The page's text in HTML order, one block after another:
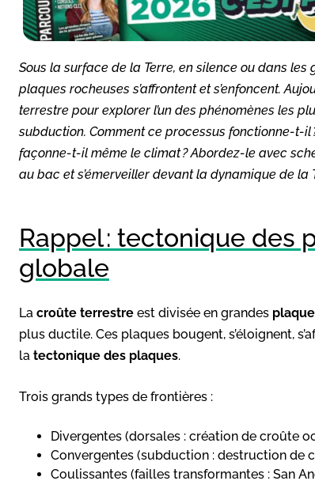
Sous la surface de la Terre, en silence ou dans
plaques rocheuses s’affrontent et s’enfoncent.
terrestre pour explorer l’un des phénomènes les
subduction. Comment ce processus fonctionne-t-
façonne-t-il même le climat ? Abordez-le avec
au bac et s’émerveiller devant la dynamique de la
Rappel : tectonique des
globale
La croûte terrestre est divisée en grandes
plus ductile. Ces plaques bougent, s’éloignent,
la tectonique des plaques.
Trois grands types de frontières :
Divergentes (dorsales : création de croûte
Convergentes (subduction : destruction de
Coulissantes (failles transformantes : San